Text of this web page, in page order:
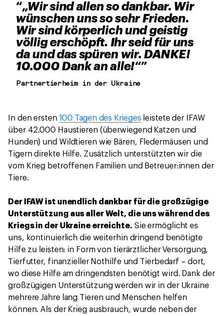
„Wir sind allen so dankbar. Wir
wünschen uns so sehr Frieden.
Wir sind körperlich und geistig
völlig erschöpft. Ihr seid für uns
da und das spüren wir. DANKE!
10.000 Dank an alle!“
Partnertierheim in der Ukraine
In den ersten 100 Tagen des Krieges leistete der IFAW
über 42.000 Haustieren (überwiegend Katzen und
Hunden) und Wildtieren wie Bären, Fledermäusen und
Tigern direkte Hilfe. Zusätzlich unterstützten wir die
vom Krieg betroffenen Familien und Betreuer:innen der
Tiere.
Der IFAW ist unendlich dankbar für die großzügige
Unterstützung aus aller Welt, die uns während des
Kriegs in der Ukraine erreichte. Sie ermöglicht es
uns, kontinuierlich die weiterhin dringend benötigte
Hilfe zu leisten: in Form von tierärztlicher Versorgung,
Tierfutter, finanzieller Nothilfe und Tierbedarf – dort,
wo diese Hilfe am dringendsten benötigt wird. Dank der
großzügigen Unterstützung werden wir in der Ukraine
mehrere Jahre lang Tieren und Menschen helfen
können. Als der Krieg ausbrauch, wurde neben der